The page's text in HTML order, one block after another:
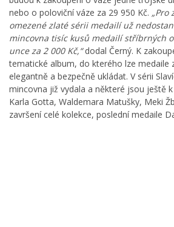
nebo o poloviční váze za 29 950 Kč. „Pro
omezené zlaté sérii medailí už
mincovna tisíc kusů medailí stříbrných
unce za 2 000 Kč,“dodal Černý. K
tematické album, do kterého lze medaile
elegantně a bezpečně ukládat. V sérii
mincovna již vydala a některé jsou ještě
Karla Gotta, Waldemara Matušky, Meki
završení celé kolekce, poslední medaile